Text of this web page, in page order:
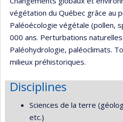
végétation du Québec grâce au
Paléoécologie végétale (pollen,
000 ans. Perturbations
Paléohydrologie, paléoclimats.
milieux préhistoriques.
Disciplines
Sciences de la terre
etc.)